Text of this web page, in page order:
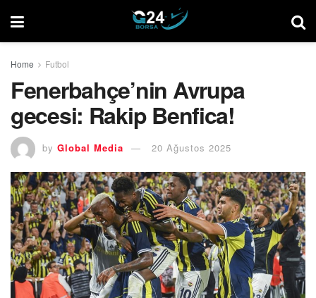
Home Futbol
Fenerbahçe’nin Avrupa
gecesi: Rakip Benfica!
by Global Media 20 Ağustos 2025